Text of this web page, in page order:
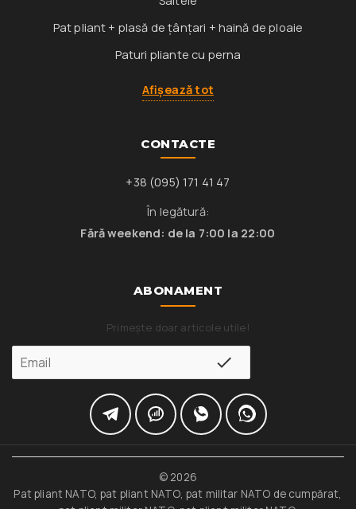
Pat pliant + plasă de țânțari + haină de ploaie
Paturi pliante cu perna
Afișează tot
CONTACTE
+38 (095) 171 41 47
În legătură:
Fără weekend: de la 7:00 la 22:00
ABONAMENT
Primește doar articole utile!
© 2026
Pat pliant NATO, pat pliant NATO, pat militar NATO de cumpărat,